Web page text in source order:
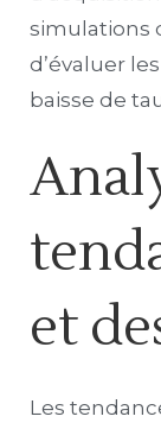
simulations
d’évaluer
baisse de
et
Les